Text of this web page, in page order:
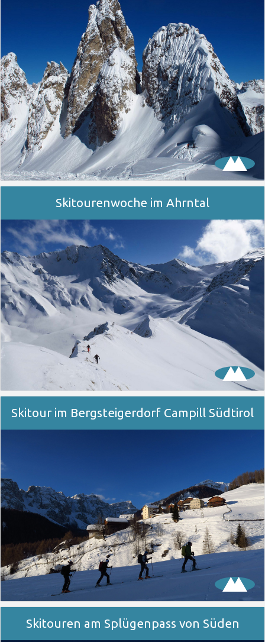
Skitourenwoche im Ahrntal
Skitour im Bergsteigerdorf Campill Südtirol
Skitouren am Splügenpass von Süden